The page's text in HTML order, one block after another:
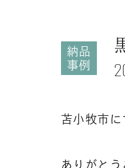
納品
事例
苫小牧市に
ありがとう